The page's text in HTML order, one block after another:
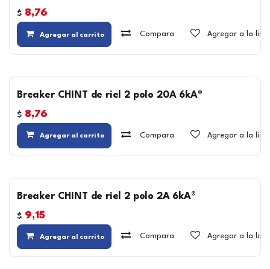
$ 8,76
Agregar al carrito Compara Agregar a la
Breaker CHINT de riel 2 polo 20A 6kA®
$ 8,76
Agregar al carrito Compara Agregar a la
Breaker CHINT de riel 2 polo 2A 6kA®
$ 9,15
Agregar al carrito Compara Agregar a la